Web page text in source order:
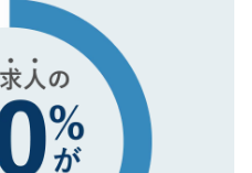
てもご安心ください。